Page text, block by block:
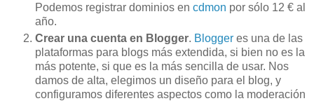
Podemos registrar dominios en cdmon por sólo 12 € al
año.
Crear una cuenta en Blogger. Blogger es una de las
plataformas para blogs más extendida, si bien no es la
más potente, si que es la más sencilla de usar. Nos
damos de alta, elegimos un diseño para el blog, y
configuramos diferentes aspectos como la moderación